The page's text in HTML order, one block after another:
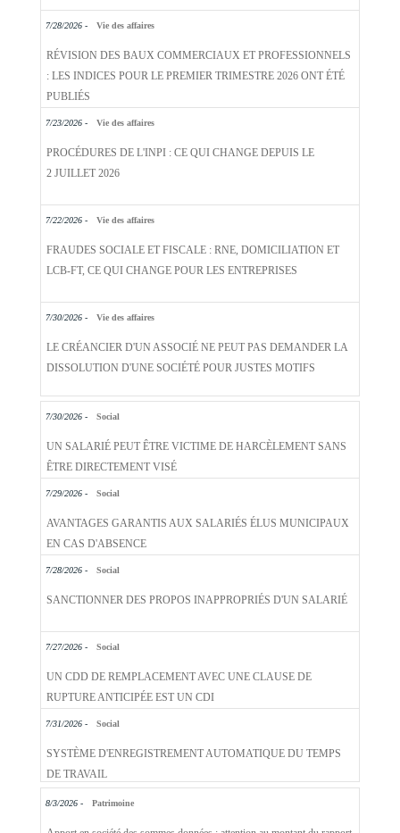
7/28/2026 - Vie des affaires
RÉVISION DES BAUX COMMERCIAUX ET PROFESSIONNELS
: LES INDICES POUR LE PREMIER TRIMESTRE 2026 ONT ÉTÉ
PUBLIÉS
7/23/2026 - Vie des affaires
PROCÉDURES DE L'INPI : CE QUI CHANGE DEPUIS LE
2 JUILLET 2026
7/22/2026 - Vie des affaires
FRAUDES SOCIALE ET FISCALE : RNE, DOMICILIATION ET
LCB-FT, CE QUI CHANGE POUR LES ENTREPRISES
7/30/2026 - Vie des affaires
LE CRÉANCIER D'UN ASSOCIÉ NE PEUT PAS DEMANDER LA
DISSOLUTION D'UNE SOCIÉTÉ POUR JUSTES MOTIFS
7/30/2026 - Social
UN SALARIÉ PEUT ÊTRE VICTIME DE HARCÈLEMENT SANS
ÊTRE DIRECTEMENT VISÉ
7/29/2026 - Social
AVANTAGES GARANTIS AUX SALARIÉS ÉLUS MUNICIPAUX
EN CAS D'ABSENCE
7/28/2026 - Social
SANCTIONNER DES PROPOS INAPPROPRIÉS D'UN SALARIÉ
7/27/2026 - Social
UN CDD DE REMPLACEMENT AVEC UNE CLAUSE DE
RUPTURE ANTICIPÉE EST UN CDI
7/31/2026 - Social
SYSTÈME D'ENREGISTREMENT AUTOMATIQUE DU TEMPS
DE TRAVAIL
8/3/2026 - Patrimoine